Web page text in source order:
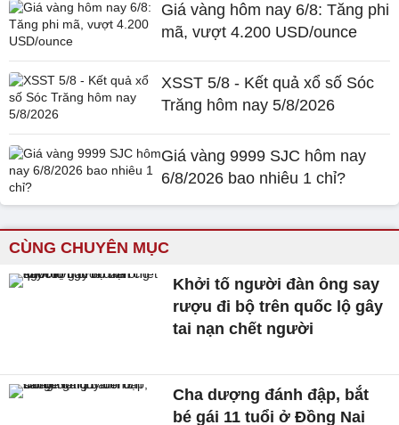
Giá vàng hôm nay 6/8: Tăng phi
mã, vượt 4.200 USD/ounce
XSST 5/8 - Kết quả xổ số Sóc
Trăng hôm nay 5/8/2026
Giá vàng 9999 SJC hôm nay
6/8/2026 bao nhiêu 1 chỉ?
CÙNG CHUYÊN MỤC
Khởi tố người đàn ông say
rượu đi bộ trên quốc lộ gây
tai nạn chết người
Cha dượng đánh đập, bắt
bé gái 11 tuổi ở Đồng Nai